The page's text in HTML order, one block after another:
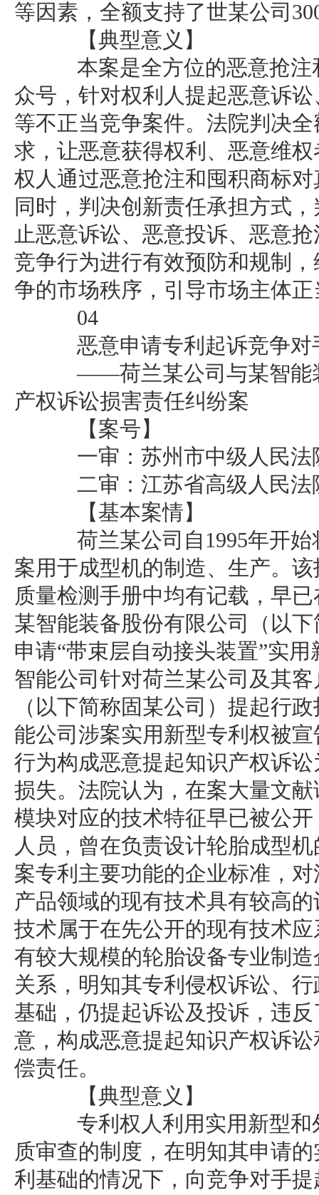
等因素，全额支持了世某公司
【典型意义】
本案是全方位的恶意抢注
众号，针对权利人提起恶意诉
等不正当竞争案件。法院判决
求，让恶意获得权利、恶意维
权人通过恶意抢注和囤积商标
同时，判决创新责任承担方式
止恶意诉讼、恶意投诉、恶意
竞争行为进行有效预防和规制
争的市场秩序，引导市场主体
04
恶意申请专利起诉竞争对
——荷兰某公司与某智能装
产权诉讼损害责任纠纷案
【案号】
一审：苏州市中级人民法
二审：江苏省高级人民法
【基本案情】
荷兰某公司自1995年开始
案用于成型机的制造、生产。
质量检测手册中均有记载，早
某智能装备股份有限公司（以
申请“带束层自动接头装置”实
智能公司针对荷兰某公司及其
（以下简称固某公司）提起行
能公司涉案实用新型专利权被
行为构成恶意提起知识产权诉
损失。法院认为，在案大量文
模块对应的技术特征早已被公
人员，曾在负责设计轮胎成型
案专利主要功能的企业标准，
产品领域的现有技术具有较高
技术属于在先公开的现有技术
有较大规模的轮胎设备专业制
关系，明知其专利侵权诉讼、
基础，仍提起诉讼及投诉，违
意，构成恶意提起知识产权诉
偿责任。
【典型意义】
专利权人利用实用新型和
质审查的制度，在明知其申请
利基础的情况下，向竞争对手